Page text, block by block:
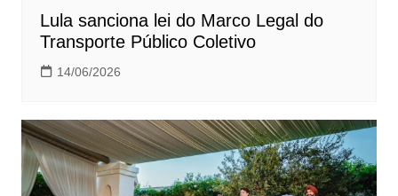
Lula sanciona lei do Marco Legal do
Transporte Público Coletivo
14/06/2026